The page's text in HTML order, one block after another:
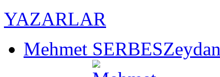
YAZARLAR
Mehmet SERBES